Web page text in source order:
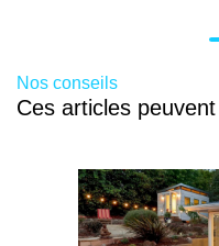
Nos conseils
Ces articles